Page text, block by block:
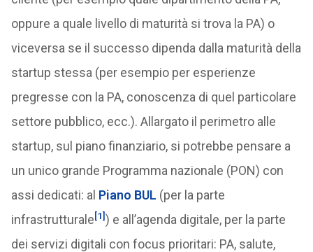
oppure a quale livello di maturità si trova la PA) o
viceversa se il successo dipenda dalla maturità della
startup stessa (per esempio per esperienze
pregresse con la PA, conoscenza di quel particolare
settore pubblico, ecc.). Allargato il perimetro alle
startup, sul piano finanziario, si potrebbe pensare a
un unico grande Programma nazionale (PON) con
assi dedicati: al Piano BUL (per la parte
infrastrutturale[1]) e all’agenda digitale, per la parte
dei servizi digitali con focus prioritari: PA, salute,